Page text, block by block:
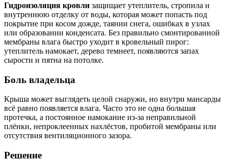
Гидроизоляция кровли защищает утеплитель, стропила и
внутреннюю отделку от воды, которая может попасть под
покрытие при косом дожде, таянии снега, ошибках в узлах
или образовании конденсата. Без правильно смонтированной
мембраны влага быстро уходит в кровельный пирог:
утеплитель намокает, дерево темнеет, появляются запах
сырости и пятна на потолке.
Боль владельца
Крыша может выглядеть целой снаружи, но внутри мансарды
всё равно появляется влага. Часто это не одна большая
протечка, а постоянное намокание из-за неправильной
плёнки, непроклеенных нахлёстов, пробитой мембраны или
отсутствия вентиляционного зазора.
Решение